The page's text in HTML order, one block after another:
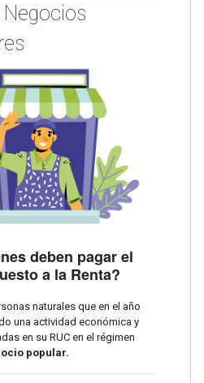
Negocios
deben pagar el
a la Renta?
naturales que en el año
una actividad económica y
en su RUC en el régimen
popular.